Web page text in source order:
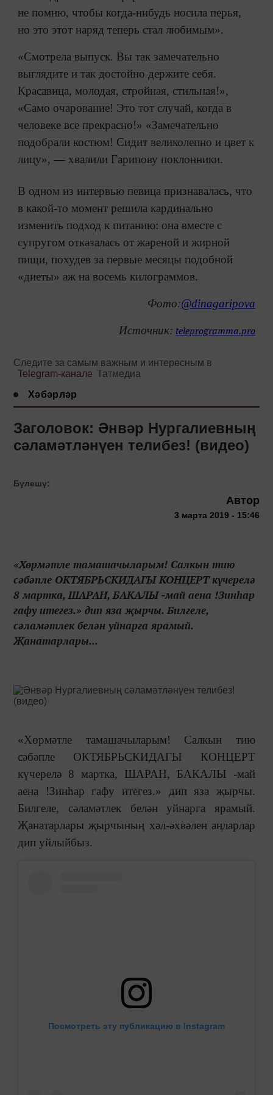
не помню, чтобы когда-нибудь носила перья,
но это этот наряд теперь стал любимым».
«Смотрела выпуск. Вы так замечательно
выглядите и так достойно держите себя.
Красавица, молодая, стройная, стильная!»,
«Само очарование! Это тот случай, когда в
человеке все прекрасно!» «Замечательно
подобрали костюм! Сидит великолепно и цвет к
лицу», — хвалили Гарипову поклонники.
В одном из интервью певица признавалась, что
в какой-то момент решила кардинально
изменить подход к питанию: она вместе с
супругом отказалась от жареной и жирной
пищи, похудев за первые месяцы подобной
«диеты» аж на восемь килограммов.
Фото:@dinagaripova
Источник: teleprogramma.pro
Следите за самым важным и интересным в
Telegram-канале Татмедиа
Хәбәрләр
Заголовок: Әнвәр Нургалиевның
сәламәтләнүен телибез! (видео)
Бүлешү:
Автор
3 марта 2019 - 15:46
«Хөрмәтле тамашачыларым! Салкын тию
сәбәпле ОКТЯБРЬСКИДАГЫ КОНЦЕРТ күчерелә
8 мартка, ШАРАН, БАКАЛЫ -май аена !Зинһар
гафу итегез.» дип яза җырчы. Билгеле,
сәламәтлек белән уйнарга ярамый.
Җанатарлары...
«Хөрмәтле тамашачыларым! Салкын тию
сәбәпле ОКТЯБРЬСКИДАГЫ КОНЦЕРТ
күчерелә 8 мартка, ШАРАН, БАКАЛЫ -май
аена !Зинһар гафу итегез.» дип яза җырчы.
Билгеле, сәламәтлек белән уйнарга ярамый.
Җанатарлары җырчының хәл-әхвәлен аңларлар
дип уйлыйбыз.
Посмотреть эту публикацию в Instagram